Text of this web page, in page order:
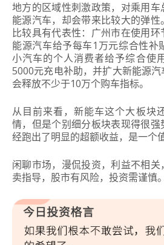
地方的区域性刺激政策，对乘用
能源汽车，却会带来比较大的弹
比较具有代表性： 广州市在使用
能源汽车给予每车1万元综合性补
小汽车的个人消费者给予综合使
5000元充电补助，并扩大新能源
会释放不少于10万个购车指标。
从目前来看，新能车这个大板块
情，但是个别细分板块表现得很
经跑出了明显的超额收益，是一个
闲聊市场，漫侃投资，利益不相
卖指导，股市有风险，投资需谨慎。